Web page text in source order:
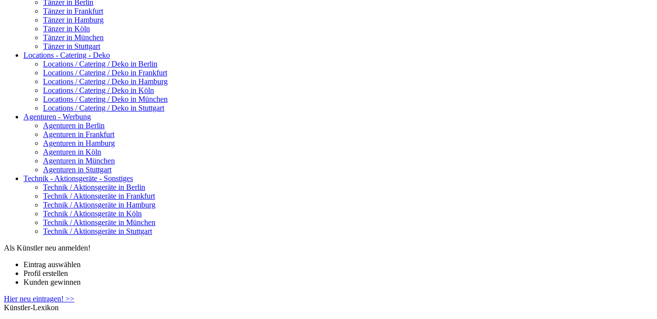
Tänzer in Berlin
Tänzer in Frankfurt
Tänzer in Hamburg
Tänzer in Köln
Tänzer in München
Tänzer in Stuttgart
Locations - Catering - Deko
Locations / Catering / Deko in Berlin
Locations / Catering / Deko in Frankfurt
Locations / Catering / Deko in Hamburg
Locations / Catering / Deko in Köln
Locations / Catering / Deko in München
Locations / Catering / Deko in Stuttgart
Agenturen - Werbung
Agenturen in Berlin
Agenturen in Frankfurt
Agenturen in Hamburg
Agenturen in Köln
Agenturen in München
Agenturen in Stuttgart
Technik - Aktionsgeräte - Sonstiges
Technik / Aktionsgeräte in Berlin
Technik / Aktionsgeräte in Frankfurt
Technik / Aktionsgeräte in Hamburg
Technik / Aktionsgeräte in Köln
Technik / Aktionsgeräte in München
Technik / Aktionsgeräte in Stuttgart
Als Künstler neu anmelden!
Eintrag auswählen
Profil erstellen
Kunden gewinnen
Hier neu eintragen! >>
Künstler-Lexikon